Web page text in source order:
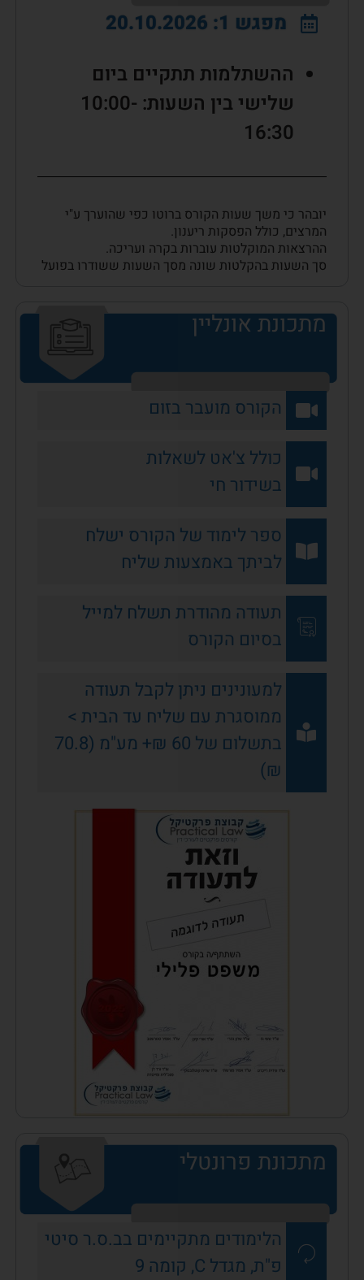
מפגש 1: 20.10.2026
ההשתלמות תתקיים ביום
שלישי בין השעות: 10:00-
16:30
יובהר כי משך שעות הקורס ברוטו כפי שהוערך ע"י
המרצים, כולל הפסקות ריענון.
ההרצאות המוקלטות עוברות בקרה ועריכה.
סך השעות בהקלטות שונה מסך השעות ששודרו בפועל
מתכונת אונליין
הקורס מועבר בזום
כולל צ'אט לשאלות
בשידור חי
ספר לימוד של הקורס ישלח
לביתך באמצעות שליח
תעודה מהודרת תשלח למייל
בסיום הקורס
למעונינים ניתן לקבל תעודה
ממוסגרת עם שליח עד הבית >
בתשלום של 60 ₪+ מע"מ (70.8
₪)
מתכונת פרונטלי
הלימודים מתקיימים בב.ס.ר סיטי
פ"ת, מגדל C, קומה 9